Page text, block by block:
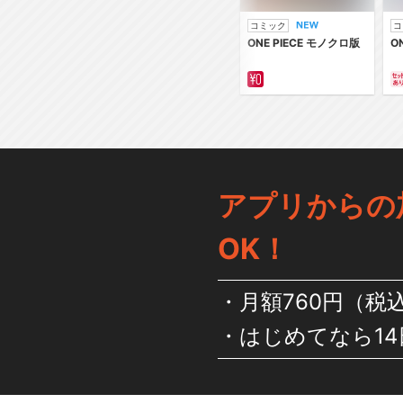
コミック
ONE PIECE モノクロ版
アプリから
OK！
月額760円（税
はじめてなら14